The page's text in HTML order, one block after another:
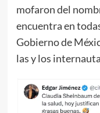
mofaron del
encuentra en
Gobierno de
las y los